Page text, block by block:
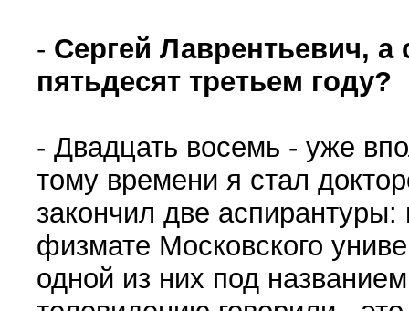
- Сергей Лаврентьевич,
пятьдесят третьем году?
- Двадцать восемь - уже
тому времени я стал
закончил две
физмате Московского
одной из них под